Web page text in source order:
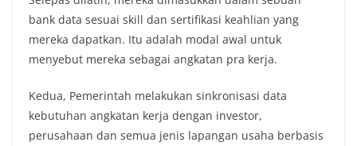
bank data sesuai skill dan sertifikasi keahlian yang
mereka dapatkan. Itu adalah modal awal untuk
menyebut mereka sebagai angkatan pra kerja.
Kedua, Pemerintah melakukan sinkronisasi data
kebutuhan angkatan kerja dengan investor,
perusahaan dan semua jenis lapangan usaha berbasis